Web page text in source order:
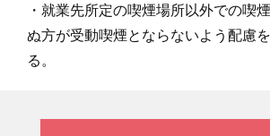
・就業先所定の喫煙場所以外での喫
ぬ方が受動喫煙とならないよう配慮
る。